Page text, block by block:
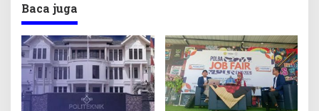
Baca juga